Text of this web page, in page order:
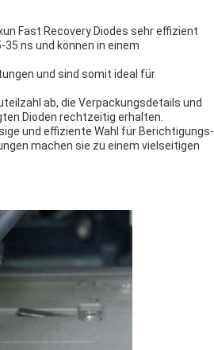
Fast Recovery Diodes sehr effizient
ns und können in einem
und sind somit ideal für
ab, die Verpackungsdetails und
Dioden rechtzeitig erhalten.
und effiziente Wahl für Berichtigungs-
machen sie zu einem vielseitigen